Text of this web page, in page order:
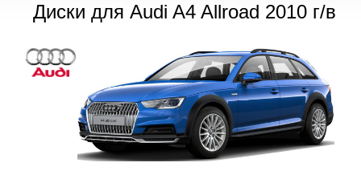
Диски для Audi A4 Allroad 2010 г/в